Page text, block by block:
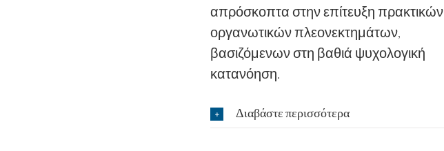
απρόσκοπτα στην επίτευξη πρακτικών
οργανωτικών πλεονεκτημάτων,
βασιζόμενων στη βαθιά ψυχολογική
κατανόηση.
Διαβάστε περισσότερα